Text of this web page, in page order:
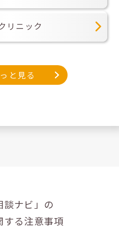
リニック
と見る
談ナビ」の
する注意事項